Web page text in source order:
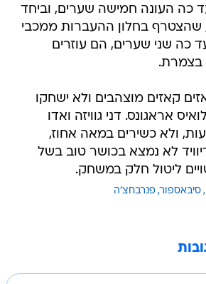
כה העונה חמישה שערים, וביחד
שהצטרף בחלון ההעברות ממכבי
כה שני שערים, הם עוזרים
בצמרת.
קאזים מוצהבים ולא ישחקו
אראגונס. דני גוויזה ואדו
ולא כשירים במאה אחוז,
לא נמצא בכושר טוב בשל
ליטול חלק במשחק.
סיבאספור פנרבחצ'ה